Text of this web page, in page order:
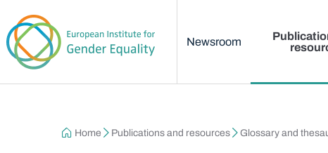
Newsroom
Breadcrumb
Home Publications and resources Glossary and